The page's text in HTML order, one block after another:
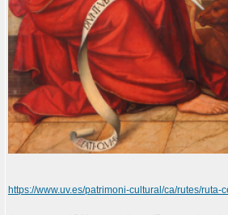
https://www.uv.es/patrimoni-cultural/ca/rutes/